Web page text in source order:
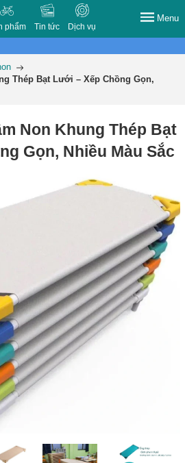
phẩm Tin tức Dịch vụ
Menu
Thép Bạt Lưới – Xếp Chồng Gọn,
Non Khung Thép Bạt
Gọn, Nhiều Màu Sắc